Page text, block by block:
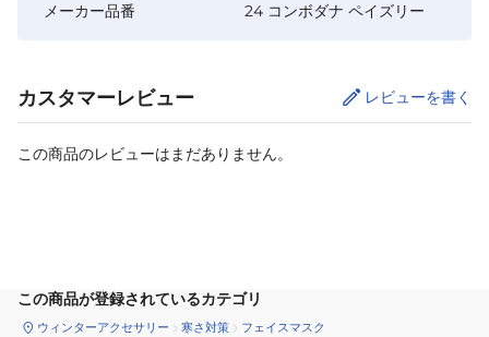
メーカー品番
24 コンボダナ ペイズリー
カスタマーレビュー レビューを書く
この商品のレビューはまだありません。
この商品が登録されているカテゴリ
ウィンターアクセサリー 寒さ対策 フェイスマスク